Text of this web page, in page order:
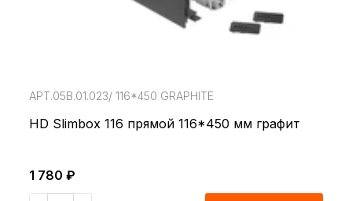
АРТ.05В.01.023/ 116*450 GRAPHITE
HD Slimbox 116 прямой 116*450 мм графит
1 780 ₽